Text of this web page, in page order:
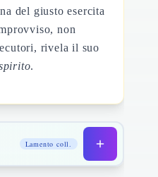
del giusto esercita
non
rivela il suo
.
Lamento coll.